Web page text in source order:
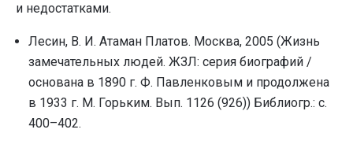
и недостатками.
Лесин, В. И. Атаман Платов. Москва, 2005 (Жизнь
замечательных людей. ЖЗЛ: серия биографий /
основана в 1890 г. Ф. Павленковым и продолжена
в 1933 г. М. Горьким. Вып. 1126 (926)) Библиогр.: с.
400–402.